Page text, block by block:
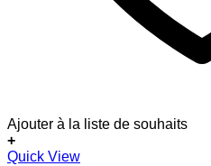
Ajouter à la liste de souhaits
+
Quick View